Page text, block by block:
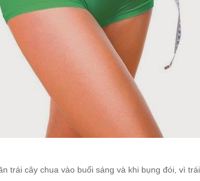
trái cây chua vào buổi sáng và khi bụng đói, vì